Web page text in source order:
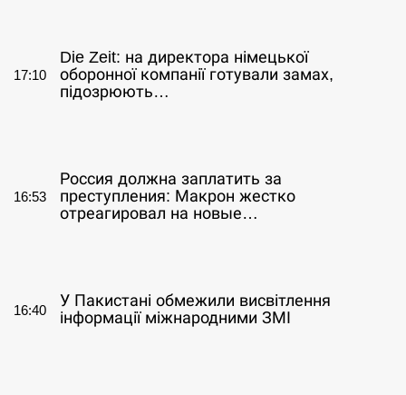
17:10
Die Zeit: на директора німецької
оборонної компанії готували замах,
підозрюють…
16:53
Россия должна заплатить за
преступления: Макрон жестко
отреагировал на новые…
16:40
У Пакистані обмежили висвітлення
інформації міжнародними ЗМІ